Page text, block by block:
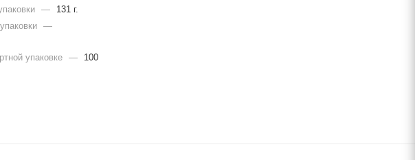
—
131 г.
—
упаковке
—
100